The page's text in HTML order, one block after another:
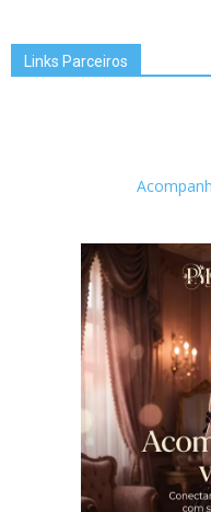
Links Parceiros